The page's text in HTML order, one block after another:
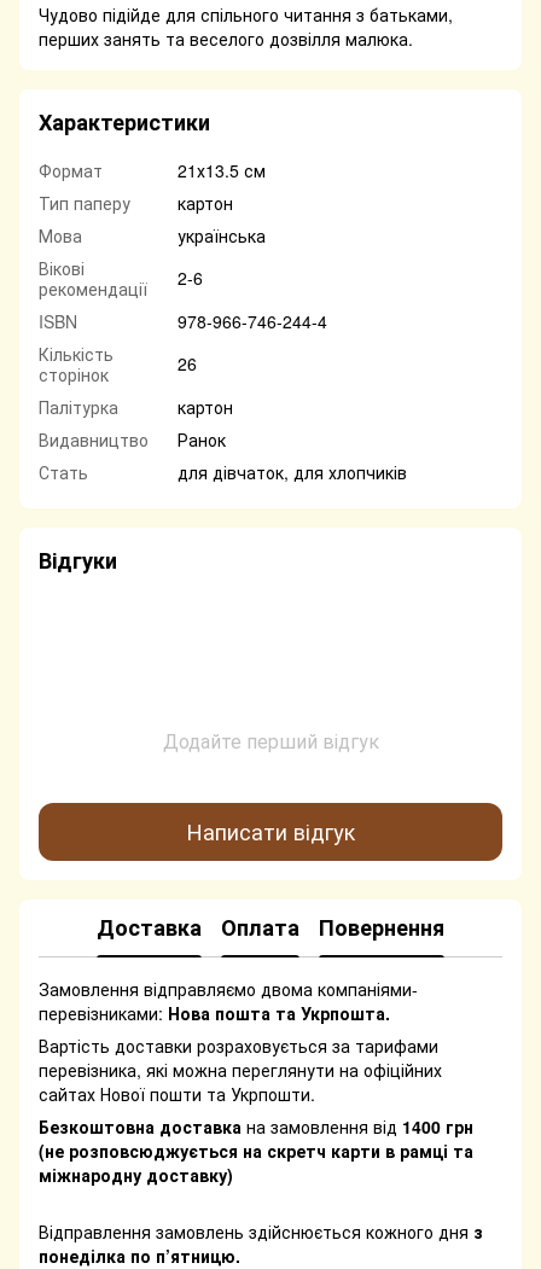
Чудово підійде для спільного читання з батьками,
перших занять та веселого дозвілля малюка.
Характеристики
Формат
21х13.5 см
Тип паперу
картон
Мова
українська
Вікові
рекомендації
2-6
ISBN
978-966-746-244-4
Кількість
сторінок
26
Палітурка
картон
Видавництво
Ранок
Стать
для дівчаток, для хлопчиків
Відгуки
Додайте перший відгук
Написати відгук
Доставка Оплата Повернення
Замовлення відправляємо двома компаніями-
перевізниками: Нова пошта та Укрпошта.
Вартість доставки розраховується за тарифами
перевізника, які можна переглянути на офіційних
сайтах Нової пошти та Укрпошти.
Безкоштовна доставка на замовлення від 1400 грн
(не розповсюджується на скретч карти в рамці та
міжнародну доставку)
Відправлення замовлень здійснюється кожного дня з
понеділка по п’ятницю.